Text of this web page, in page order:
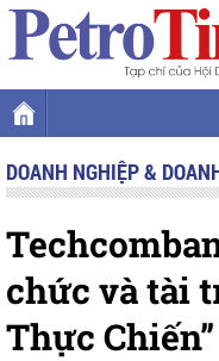
DOANH NGHIỆP &
chức và tài
Thực